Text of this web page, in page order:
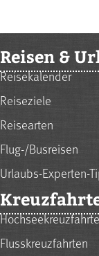
Reisen &
Reisekalender
Reiseziele
Reisearten
Flug-/Busreisen
Urlaubs-Experten-
Flusskreuzfahrten